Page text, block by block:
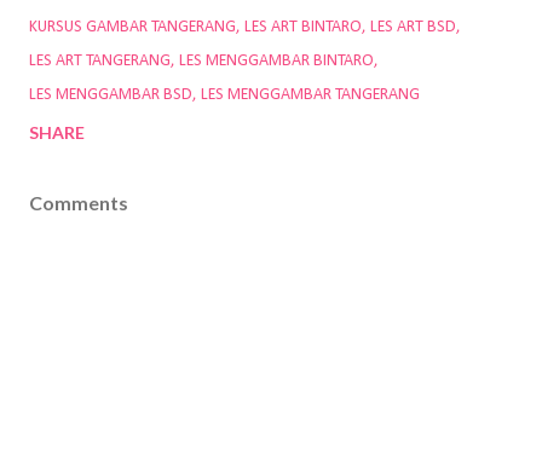
KURSUS GAMBAR TANGERANG
LES ART BINTARO
LES ART BSD
LES ART TANGERANG
LES MENGGAMBAR BINTARO
LES MENGGAMBAR BSD
LES MENGGAMBAR TANGERANG
SHARE
Comments